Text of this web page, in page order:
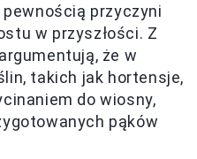
przyczyni
w przyszłości. Z
że w
takich jak hortensje,
do wiosny,
pąków